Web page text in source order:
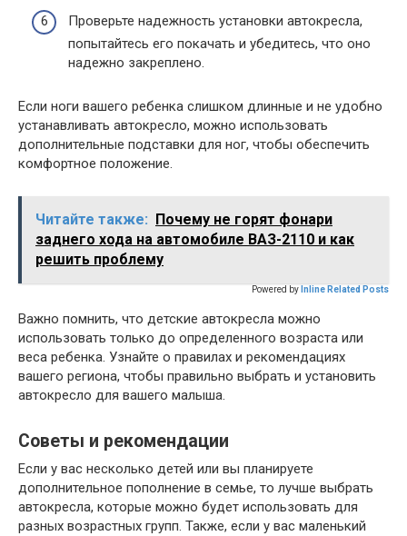
Проверьте надежность установки автокресла,
попытайтесь его покачать и убедитесь, что оно
надежно закреплено.
Если ноги вашего ребенка слишком длинные и не удобно
устанавливать автокресло, можно использовать
дополнительные подставки для ног, чтобы обеспечить
комфортное положение.
Читайте также: Почему не горят фонари
заднего хода на автомобиле ВАЗ-2110 и как
решить проблему
Powered by Inline Related Posts
Важно помнить, что детские автокресла можно
использовать только до определенного возраста или
веса ребенка. Узнайте о правилах и рекомендациях
вашего региона, чтобы правильно выбрать и установить
автокресло для вашего малыша.
Советы и рекомендации
Если у вас несколько детей или вы планируете
дополнительное пополнение в семье, то лучше выбрать
автокресла, которые можно будет использовать для
разных возрастных групп. Также, если у вас маленький